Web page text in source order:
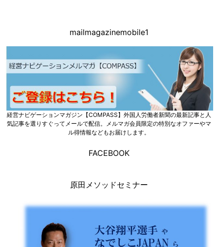
mailmagazinemobile1
経営ナビゲーションマガジン【COMPASS】外国人労働者新聞の最新記事と人
気記事を選りすぐってメールで配信。メルマガ会員限定の特別なオファーやマ
ル得情報などもお届けします。
FACEBOOK
原田メソッドセミナー